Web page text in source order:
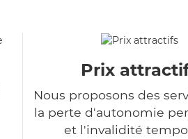
Prix
Nous proposons des
la perte d'autonomie
et l'invalidité